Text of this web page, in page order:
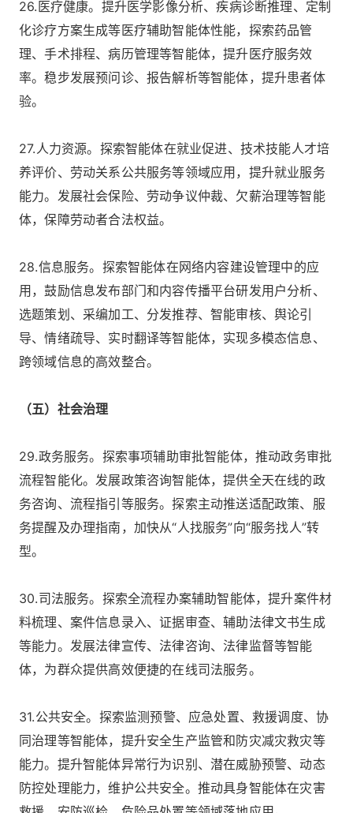
26.医疗健康。提升医学影像分析、疾病诊断推理、定制
化诊疗方案生成等医疗辅助智能体性能，探索药品管
理、手术排程、病历管理等智能体，提升医疗服务效
率。稳步发展预问诊、报告解析等智能体，提升患者体
验。
27.人力资源。探索智能体在就业促进、技术技能人才培
养评价、劳动关系公共服务等领域应用，提升就业服务
能力。发展社会保险、劳动争议仲裁、欠薪治理等智能
体，保障劳动者合法权益。
28.信息服务。探索智能体在网络内容建设管理中的应
用，鼓励信息发布部门和内容传播平台研发用户分析、
选题策划、采编加工、分发推荐、智能审核、舆论引
导、情绪疏导、实时翻译等智能体，实现多模态信息、
跨领域信息的高效整合。
（五）社会治理
29.政务服务。探索事项辅助审批智能体，推动政务审批
流程智能化。发展政策咨询智能体，提供全天在线的政
务咨询、流程指引等服务。探索主动推送适配政策、服
务提醒及办理指南，加快从“人找服务”向“服务找人”转
型。
30.司法服务。探索全流程办案辅助智能体，提升案件材
料梳理、案件信息录入、证据审查、辅助法律文书生成
等能力。发展法律宣传、法律咨询、法律监督等智能
体，为群众提供高效便捷的在线司法服务。
31.公共安全。探索监测预警、应急处置、救援调度、协
同治理等智能体，提升安全生产监管和防灾减灾救灾等
能力。提升智能体异常行为识别、潜在威胁预警、动态
防控处理能力，维护公共安全。推动具身智能体在灾害